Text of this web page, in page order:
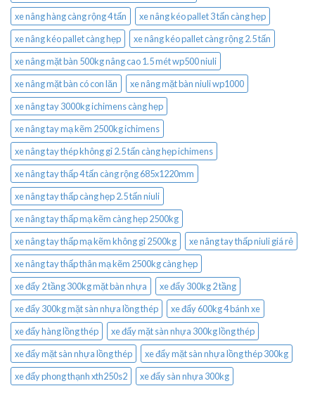
xe nâng hàng càng rộng 4 tấn
xe nâng kéo pallet 3 tấn càng hẹp
xe nâng kéo pallet càng hẹp
xe nâng kéo pallet càng rộng 2.5 tấn
xe nâng mặt bàn 500kg nâng cao 1.5 mét wp500 niuli
xe nâng mặt bàn có con lăn
xe nâng mặt bàn niuli wp1000
xe nâng tay 3000kg ichimens càng hẹp
xe nâng tay mạ kẽm 2500kg ichimens
xe nâng tay thép không gỉ 2.5 tấn càng hẹp ichimens
xe nâng tay thấp 4 tấn càng rộng 685x1220mm
xe nâng tay thấp càng hẹp 2.5 tấn niuli
xe nâng tay thấp mạ kẽm càng hẹp 2500kg
xe nâng tay thấp mạ kẽm không gỉ 2500kg
xe nâng tay thấp niuli giá rẻ
xe nâng tay thấp thân mạ kẽm 2500kg càng hẹp
xe đẩy 2 tầng 300kg mặt bàn nhựa
xe đẩy 300kg 2 tầng
xe đẩy 300kg mặt sàn nhựa lồng thép
xe đẩy 600kg 4 bánh xe
xe đẩy hàng lồng thép
xe đẩy mặt sàn nhựa 300kg lồng thép
xe đẩy mặt sàn nhựa lồng thép
xe đẩy mặt sàn nhựa lồng thép 300kg
xe đẩy phong thạnh xth250s2
xe đẩy sàn nhựa 300kg